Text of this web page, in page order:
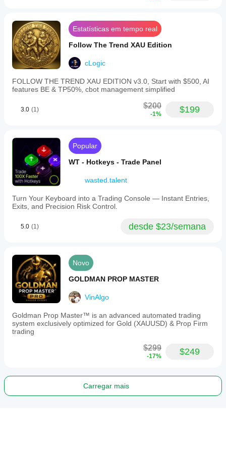
Estatísticas em tempo real
Follow The Trend XAU Edition
cLogic
FOLLOW THE TREND XAU EDITION v3.0, Start with $500, AI
features BE & TP50%, cbot management simplified
3.0 (1) $200
-1% $199
Popular
WT - Hotkeys - Trade Panel
wasted.talent
Turn Your Keyboard into a Trading Console — Instant Entries,
Exits, and Precision Risk Control.
5.0 (1) desde $23/semana
Novo
GOLDMAN PROP MASTER
VinAlgo
Goldman Prop Master™ is an advanced automated trading
system exclusively optimized for Gold (XAUUSD) & Prop Firm
trading
$299
-17% $249
Carregar mais